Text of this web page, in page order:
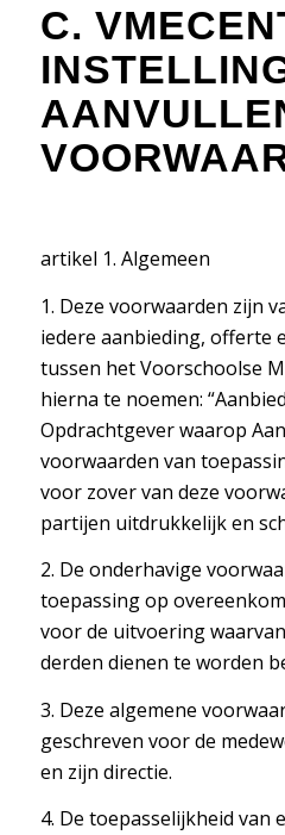
C.
artikel 1. Algemeen
1. Deze voorwaarden zijn
iedere aanbieding, offerte
tussen het Voorschoolse
hierna te noemen:
Opdrachtgever waarop
voorwaarden van
voor zover van deze
partijen uitdrukkelijk en
2. De onderhavige
toepassing op
voor de uitvoering
derden dienen te worden
3. Deze algemene
geschreven voor de
en zijn directie.
4. De toepasselijkheid van